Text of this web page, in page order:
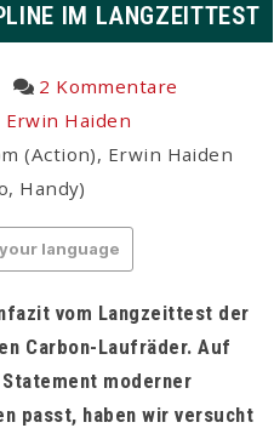
IM LANGZEITTEST
2 Kommentare
Erwin Haiden
(Action), Erwin Haiden
Handy)
language
vom Langzeittest der
Carbon-Laufräder. Auf
moderner
passt, haben wir versucht